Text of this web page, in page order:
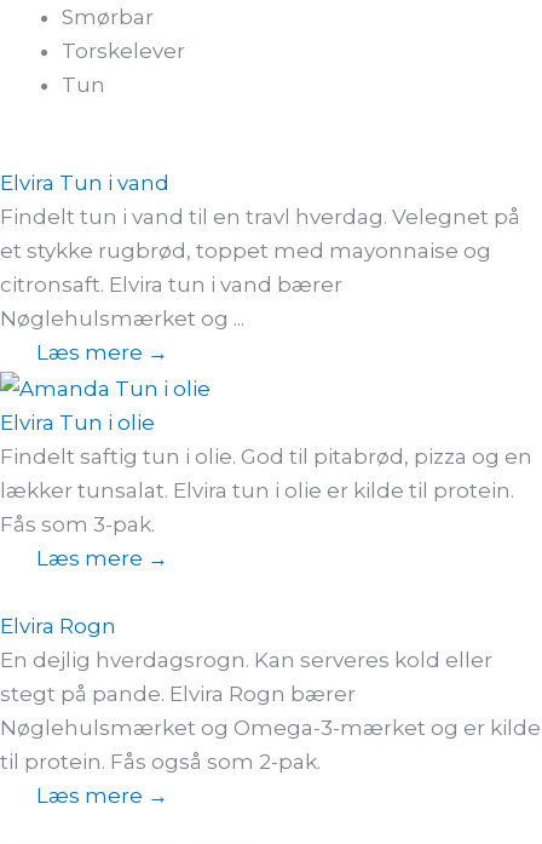
Smørbar
Torskelever
Tun
Elvira Tun i vand
Findelt tun i vand til en travl hverdag. Velegnet på
et stykke rugbrød, toppet med mayonnaise og
citronsaft. Elvira tun i vand bærer
Nøglehulsmærket og ...
Læs mere →
Elvira Tun i olie
Findelt saftig tun i olie. God til pitabrød, pizza og en
lækker tunsalat. Elvira tun i olie er kilde til protein.
Fås som 3-pak.
Læs mere →
Elvira Rogn
En dejlig hverdagsrogn. Kan serveres kold eller
stegt på pande. Elvira Rogn bærer
Nøglehulsmærket og Omega-3-mærket og er kilde
til protein. Fås også som 2-pak.
Læs mere →